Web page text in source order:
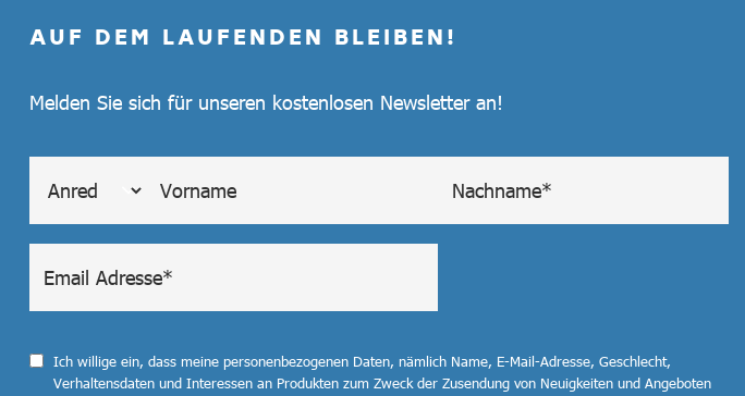
AUF DEM LAUFENDEN BLEIBEN!
Melden Sie sich für unseren kostenlosen Newsletter an!
Ich willige ein, dass meine personenbezogenen Daten, nämlich Name, E-Mail-Adresse, Geschlecht,
Verhaltensdaten und Interessen an Produkten zum Zweck der Zusendung von Neuigkeiten und Angeboten